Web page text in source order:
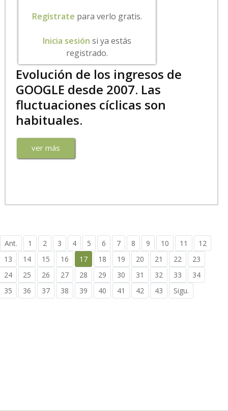
Regístrate para verlo gratis.
Inicia sesión si ya estás
registrado.
Evolución de los ingresos de
GOOGLE desde 2007. Las
fluctuaciones cíclicas son
habituales.
ver más
Ant. 1 2 3 4 5 6 7 8 9 10 11
12
13
14 15 16 17 18 19 20 21 22
23
24
25 26 27 28 29 30 31 32 33
34
35
36 37 38 39 40 41 42 43 Sigu.